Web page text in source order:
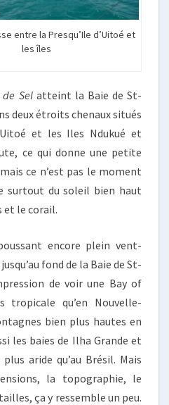
entre la Presqu’Ile d’Uitoé et
les îles
de Selatteint la Baie de St-
deux étroits chenaux situés
et les Iles Ndukué et
ce qui donne une petite
ce n’est pas le moment
surtout du soleil bien haut
et le corail.
encore plein vent-
fond de la Baie de St-
de voir une Bay of
tropicale qu’en Nouvelle-
bien plus hautes en
les baies de Ilha Grande et
aride qu’au Brésil. Mais
la topographie, le
ça y ressemble un peu.